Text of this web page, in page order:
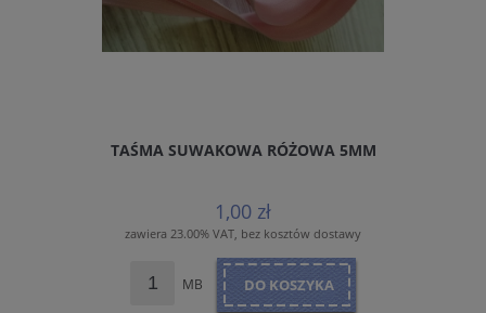
TAŚMA SUWAKOWA RÓŻOWA 5MM
1,00 zł
zawiera 23.00% VAT, bez kosztów dostawy
MB DO KOSZYKA